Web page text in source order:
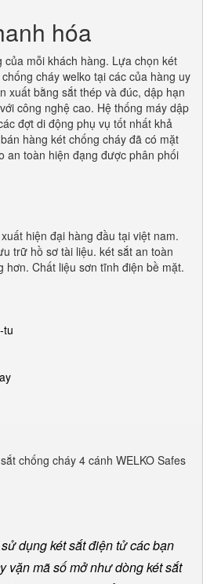
hóa
mỗi khách hàng. Lựa chọn két
cháy welko tại các của hàng uy
xuất bằng sắt thép và đúc, dập hạn
công nghệ cao. Hệ thống máy dập
đợt di động phụ vụ tốt nhất khả
hàng két chống cháy đã có mặt
an toàn hiện đạng được phân phối
hiện đại hàng đầu tại việt nam.
trữ hồ sơ tài liệu. két sắt an toàn
Chất liệu sơn tĩnh điện bề mặt.
tu
chống cháy 4 cánh WELKO Safes
dụng két sắt điện tử các bạn
vặn mã số mở như dòng két sắt